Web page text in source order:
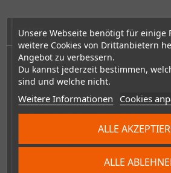
Unsere Webseite benötigt für einige
weitere Cookies von Drittanbietern
Angebot zu verbessern.
Du kannst jederzeit bestimmen,
sind und welche nicht.
Weitere Informationen Cookies
ALLE
ALLE
START
Konsolen & Handhelds
PC-Handhelds & UMPCs
Produkte für
Produkte für Sega Mega Drive
Produkte für Sega Saturn
Produkte für Sega Dreamcast
Produkte für Sega Game Gear